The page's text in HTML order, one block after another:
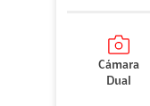
Cámara
Dual